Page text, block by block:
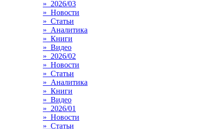
» 2026/03
» Новости
» Статьи
» Аналитика
» Книги
» Видео
» 2026/02
» Новости
» Статьи
» Аналитика
» Книги
» Видео
» 2026/01
» Новости
» Статьи